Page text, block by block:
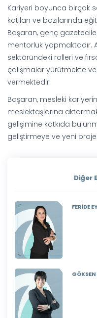
Kariyeri boyunca birçok
katılan ve bazılarında
Başaran, genç
mentorluk yapmaktadır.
sektöründeki rolleri ve
çalışmalar yürütmekte
vermektedir.
Başaran, mesleki
meslektaşlarına
gelişimine katkıda
geliştirmeye ve yeni
Diğer
FERİDE
GÖKSEN